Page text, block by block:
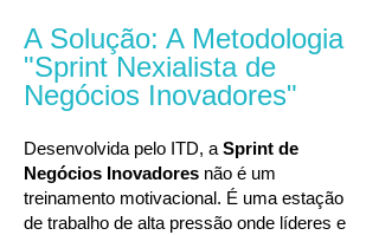
A Solução: A Metodologia
"Sprint Nexialista de
Negócios Inovadores"
Desenvolvida pelo ITD, a Sprint de
Negócios Inovadores não é um
treinamento motivacional. É uma estação
de trabalho de alta pressão onde líderes e